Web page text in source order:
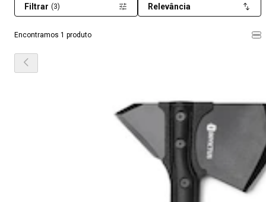
Encontramos 1 produto
Filtrar (3) Relevância